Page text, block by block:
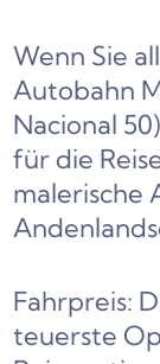
Wenn Sie
Autobahn
Nacional
für die
malerische
Fahrpreis:
teuerste